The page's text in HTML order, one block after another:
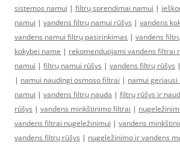
sistemos namui | filtrų sprendimai namui |
namui | vandens filtrų namui rūšys | vandens
vandens namui filtrų pasirinkimas | vandens
kokybei name | rekomenduojami vandens filtrai
namui | filtrų namui rūšys | vandens filtrų rūšys |
| namui naudingi osmoso filtrai | namui
namui | vandens filtrų nauda | filtrų rūšys ir
rūšys | vandens minkštinimo filtrai |
vandens filtrai nugeležinimui | vandens
vandens filtrų rūšys | nugeležinimo ir vandens